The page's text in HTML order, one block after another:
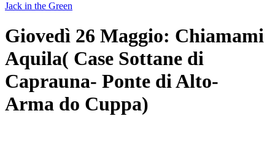
Jack in the Green
Giovedì 26 Maggio: Chiamami
Aquila( Case Sottane di
Caprauna- Ponte di Alto-
Arma do Cuppa)